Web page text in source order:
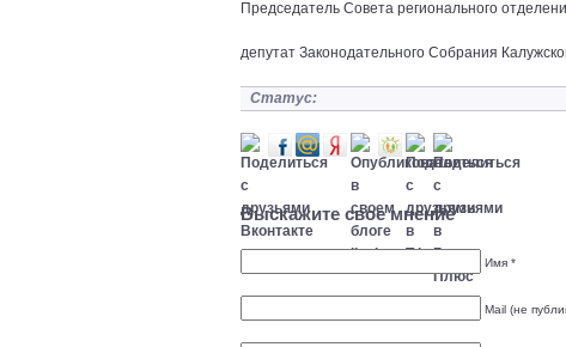
Председатель Совета регионального
депутат Законодательного Собрания
Статус:
Выскажите свое мнение
Имя *
Mail (не